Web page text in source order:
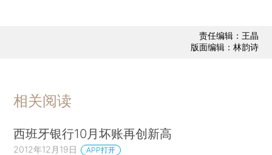
责任编辑：王晶
版面编辑：林韵诗
相关阅读
西班牙银行10月坏账再创新高
2012年12月19日 APP打开